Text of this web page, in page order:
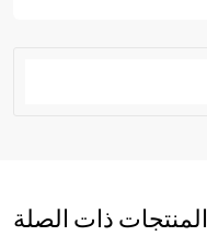
المنتجات ذات الصلة